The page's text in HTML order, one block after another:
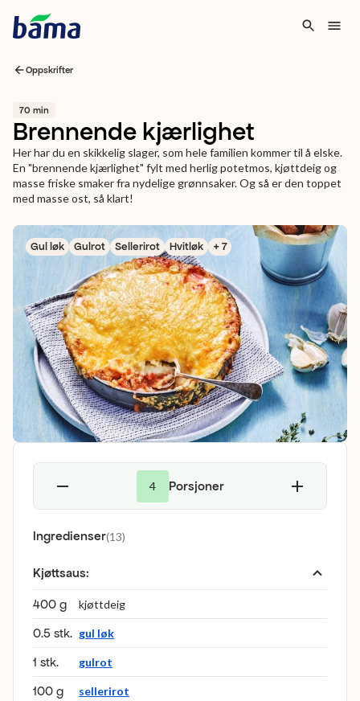
Oppskrifter
70 min
Brennende kjærlighet
Her har du en skikkelig slager, som hele familien kommer til å elske.
En "brennende kjærlighet" fylt med herlig potetmos, kjøttdeig og
masse friske smaker fra nydelige grønnsaker. Og så er den toppet
med masse ost, så klart!
Gul løk Gulrot Sellerirot Hvitløk + 7
4 Porsjoner
Ingredienser(13)
Kjøttsaus:
400 g kjøttdeig
0.5 stk. gul løk
1 stk. gulrot
100 g sellerirot